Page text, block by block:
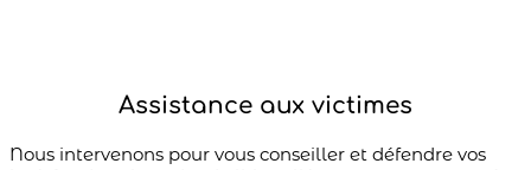
Assistance aux victimes​
Nous intervenons pour vous conseiller et défendre vos